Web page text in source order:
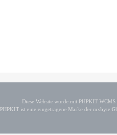
Diese Website wurde mit PHPKIT WCMS
PHPKIT ist eine eingetragene Marke der mxbyte